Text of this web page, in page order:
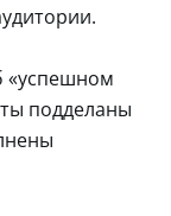
«успешном
подделаны